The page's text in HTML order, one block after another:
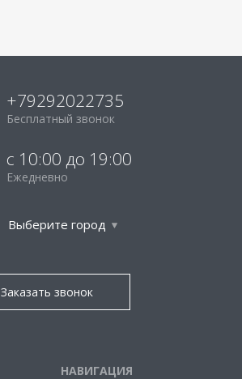
+79292022735
Бесплатный звонок
с 10:00 до 19:00
Ежедневно
Выберите город
Заказать звонок
НАВИГАЦИЯ